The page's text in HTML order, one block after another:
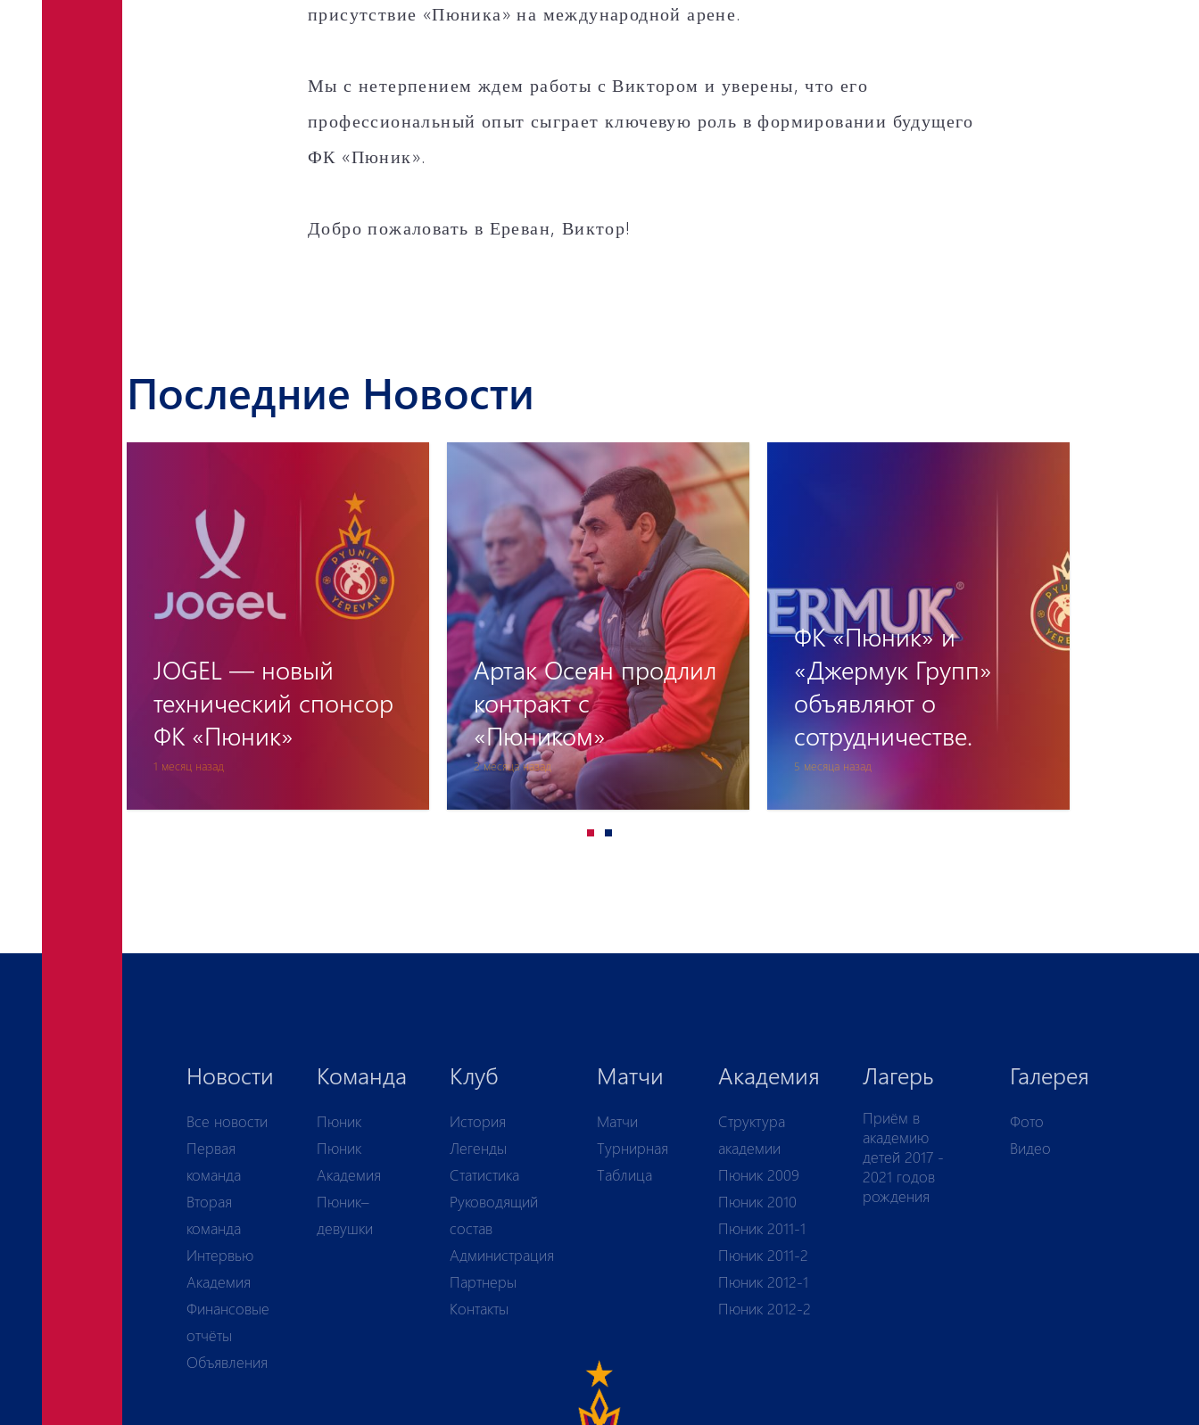
присутствие «Пюника» на международной арене.
Мы с нетерпением ждем работы с Виктором и уверены, что его
профессиональный опыт сыграет ключевую роль в формировании будущего
ФК «Пюник».
Добро пожаловать в Ереван, Виктор!
Последние Новости
2 месяца назад
Артак Осеян продлил
контракт с
«Пюником»
5 месяца назад
ФК «Пюник» и
«Джермук Групп»
объявляют о
сотрудничестве.
5 месяца назад
Fast Bank — новый
титульный спонсор
«Пюника»
Новости
Все новости
Первая
команда
Вторая
команда
Интервью
Академия
Финансовые
отчёты
Объявления
Команда
Пюник
Пюник
Академия
Пюник–
девушки
Клуб
История
Легенды
Статистика
Руководящий
состав
Администрация
Партнеры
Контакты
Матчи
Матчи
Турнирная
Таблица
Академия
Структура
академии
Пюник 2009
Пюник 2010
Пюник 2011-1
Пюник 2011-2
Пюник 2012-1
Пюник 2012-2
Лагерь
Приём в
академию
детей 2017 -
2021 годов
рождения
Галерея
Фото
Видео